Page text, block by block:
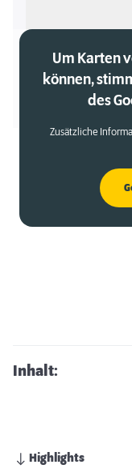
Um Karten
können,
des
Zusätzliche
Inhalt:
Highlights